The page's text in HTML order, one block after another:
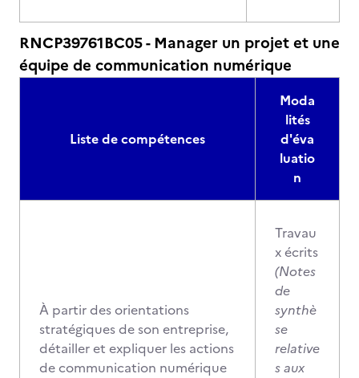
RNCP39761BC05 - Manager un projet et une
équipe de communication numérique
Liste de compétences
Moda
lités
d'éva
luatio
n
À partir des orientations
stratégiques de son entreprise,
détailler et expliquer les actions
de communication numérique
Travau
x écrits
(Notes
de
synthè
se
relative
s aux